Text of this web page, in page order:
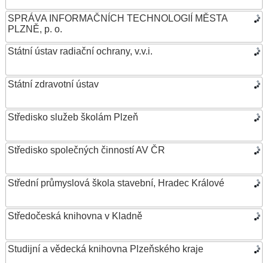
SPRÁVA INFORMAČNÍCH TECHNOLOGIÍ MĚSTA
PLZNĚ, p. o.
Státní ústav radiační ochrany, v.v.i.
Státní zdravotní ústav
Středisko služeb školám Plzeň
Středisko společných činností AV ČR
Střední průmyslová škola stavební, Hradec Králové
Středočeská knihovna v Kladně
Studijní a vědecká knihovna Plzeňského kraje